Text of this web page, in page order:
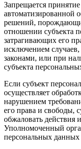
Запрещается
автоматизированной
решений,
отношении субъекта
затрагивающих его
исключением
законами, или при
субъекта
Если субъект
осуществляет
нарушением
его права и свободы,
обжаловать действия
Уполномоченный
персональных данных